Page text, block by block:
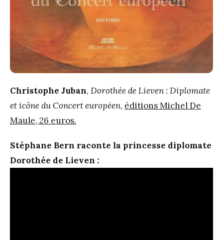
Christophe Juban, Dorothée de Lieven : Diplomate
et icône du Concert européen, éditions Michel De
Maule, 26 euros.
Stéphane Bern raconte la princesse diplomate
Dorothée de Lieven :